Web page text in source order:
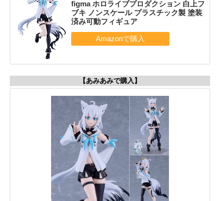
figma ホロライブプロダクション 白上フ
ブキ ノンスケール プラスチック製 塗装
済み可動フィギュア
【あみあみで購入】